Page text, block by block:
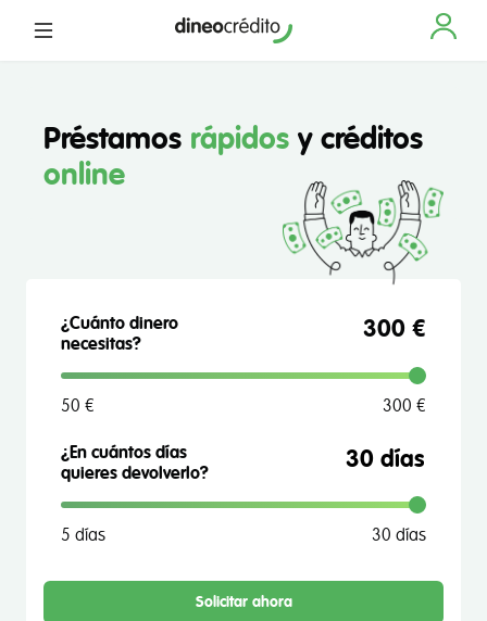
Préstamos rápidos y créditos
online
¿Cuánto dinero
necesitas?
300 €
50 € 300 €
¿En cuántos días
quieres devolverlo?
5 días 30 días
Solicitar ahora